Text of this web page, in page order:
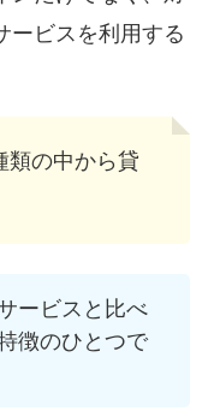
ービスを利用する
類の中から貸
ービスと比べ
徴のひとつで